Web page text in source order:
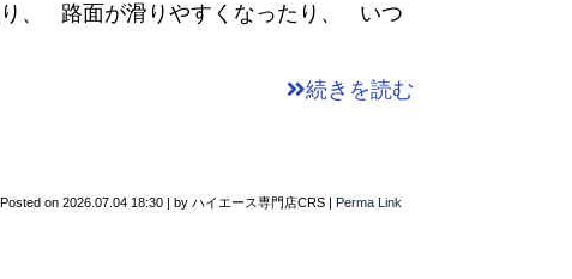
、 路面が滑りやすくなったり、 いつ
続きを読む
Posted on 2026.07.04 18:30 | by ハイエース専門店CRS | Perma Link